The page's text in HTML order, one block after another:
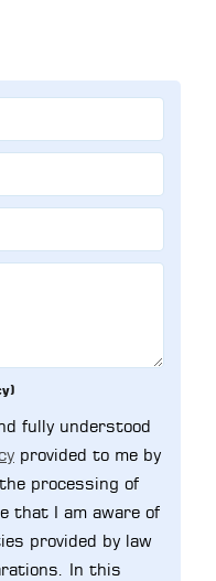
fully understood
provided to me by
processing of
that I am aware of
provided by law
In this